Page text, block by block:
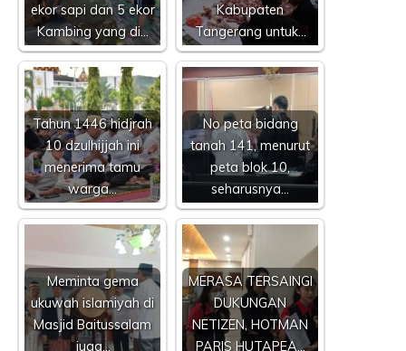
ekor sapi dan 5 ekor
Kambing yang di…
Kabupaten
Tangerang untuk…
Tahun 1446 hidjrah
10 dzulhijjah ini
menerima tamu
warga…
No peta bidang
tanah 141, menurut
peta blok 10,
seharusnya…
Meminta gema
ukuwah islamiyah di
Masjid Baitussalam
juga…
MERASA TERSAINGI
DUKUNGAN
NETIZEN, HOTMAN
PARIS HUTAPEA…